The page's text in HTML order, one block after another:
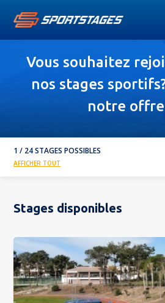
Vous souhaitez
nos stages
notre
1 / 24 STAGES POSSIBLES
AFFICHER TOUT
Stages disponibles